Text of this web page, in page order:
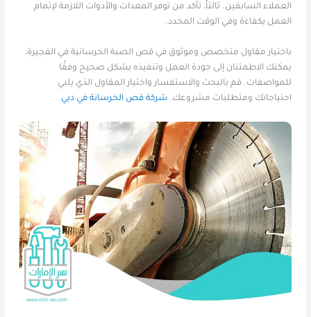
العملاء السابقين. ثالثاً، تأكد من توفر المعدات والأدوات اللازمة لإتمام
العمل بكفاءة وفي الوقت المحدد.
باختيار مقاول متخصص وموثوق في قص الصبة الخرسانية في الفجيرة،
يمكنك الاطمئنان إلى جودة العمل وتنفيذه بشكل صحيح وفقًا
للمواصفات. قم بالبحث والاستفسار واختيار المقاول الذي يلبي
احتياجاتك ومتطلبات مشروعك. شركة قص الخرسانة في دبي